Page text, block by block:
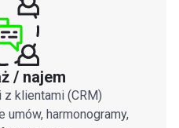
/ najem
klientami (CRM)
umów, harmonogramy,